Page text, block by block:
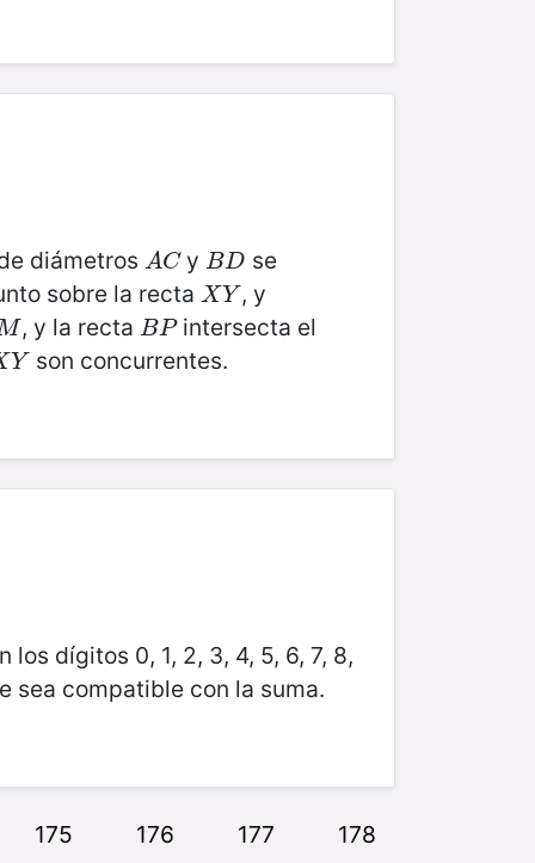
diámetros AC
AC yBD
BD se
sobre la rectaX Y
XY , y
, y la rectaBP
BP intersecta el
Y
Y son concurrentes.
dígitos 0, 1, 2, 3, 4, 5, 6, 7, 8,
sea compatible con la suma.
175 176 177
178